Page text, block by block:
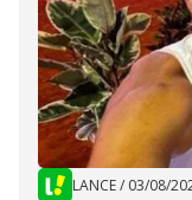
LANCE/ 03/08/